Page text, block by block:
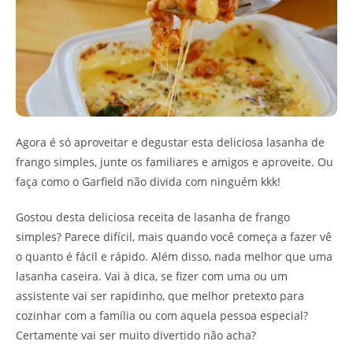
Agora é só aproveitar e degustar esta deliciosa lasanha de
frango simples, junte os familiares e amigos e aproveite. Ou
faça como o Garfield não divida com ninguém kkk!
Gostou desta deliciosa receita de lasanha de frango
simples? Parece difícil, mais quando você começa a fazer vê
o quanto é fácil e rápido. Além disso, nada melhor que uma
lasanha caseira. Vai à dica, se fizer com uma ou um
assistente vai ser rapidinho, que melhor pretexto para
cozinhar com a família ou com aquela pessoa especial?
Certamente vai ser muito divertido não acha?